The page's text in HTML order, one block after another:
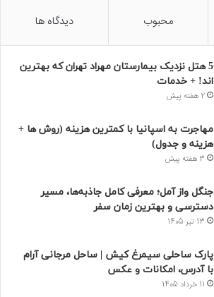
محبوب دیدگاه ها
5 هتل نزدیک بیمارستان مهراد تهران که بهترین‌
اند! + خدمات
2 هفته پیش
مهاجرت به اسپانیا با کمترین هزینه (روش ها +
هزینه و جدول)
3 هفته پیش
جنگل واز آمل؛ معرفی کامل جاذبه‌ها، مسیر
دسترسی و بهترین زمان سفر
13 تیر 1405
پارک ساحلی سیمرغ کیش | ساحل مرجانی آرام
با آدرس، امکانات و عکس
11 خرداد 1405